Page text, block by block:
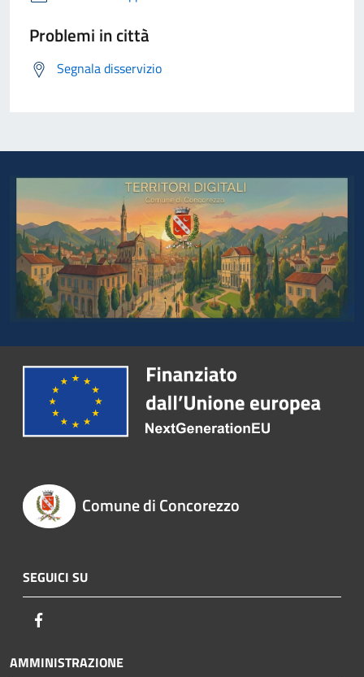
Problemi in città
Segnala disservizio
Comune di Concorezzo
SEGUICI SU
AMMINISTRAZIONE